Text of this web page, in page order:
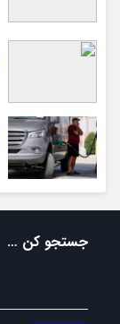
جستجو کن …